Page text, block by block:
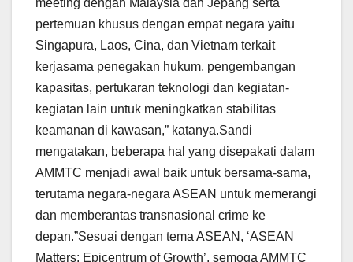
meeting dengan Malaysia dan Jepang serta
pertemuan khusus dengan empat negara yaitu
Singapura, Laos, Cina, dan Vietnam terkait
kerjasama penegakan hukum, pengembangan
kapasitas, pertukaran teknologi dan kegiatan-
kegiatan lain untuk meningkatkan stabilitas
keamanan di kawasan,” katanya.Sandi
mengatakan, beberapa hal yang disepakati dalam
AMMTC menjadi awal baik untuk bersama-sama,
terutama negara-negara ASEAN untuk memerangi
dan memberantas transnasional crime ke
depan.”Sesuai dengan tema ASEAN, ‘ASEAN
Matters: Epicentrum of Growth’, semoga AMMTC